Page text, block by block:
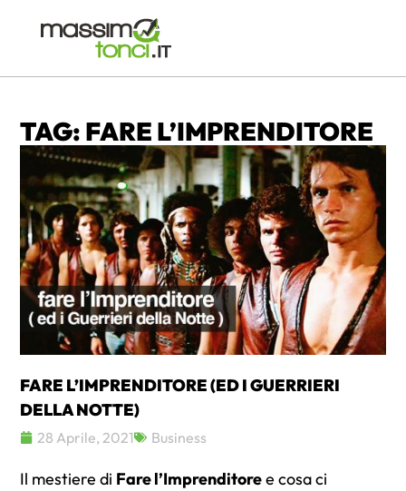
TAG: FARE L’IMPRENDITORE
FARE L’IMPRENDITORE (ED I GUERRIERI
DELLA NOTTE)
28 Aprile, 2021 Business
Il mestiere di Fare l’Imprenditoree cosa ci